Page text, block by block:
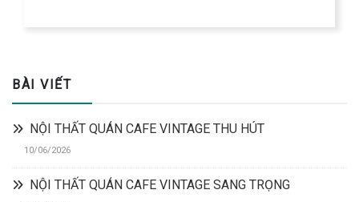
BÀI VIẾT
NỘI THẤT QUÁN CAFE VINTAGE THU HÚT
10/06/2026
NỘI THẤT QUÁN CAFE VINTAGE SANG TRỌNG